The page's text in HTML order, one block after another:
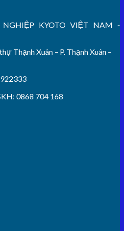
KYOTO VIỆT NAM -
Thạnh Xuân – P. Thạnh Xuân –
0868 704 168